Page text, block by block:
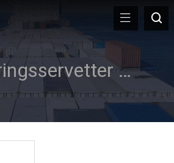
Rengöringsservetter för termiska skrivare